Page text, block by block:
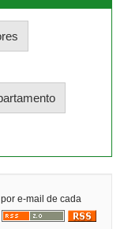
e-mail de cada